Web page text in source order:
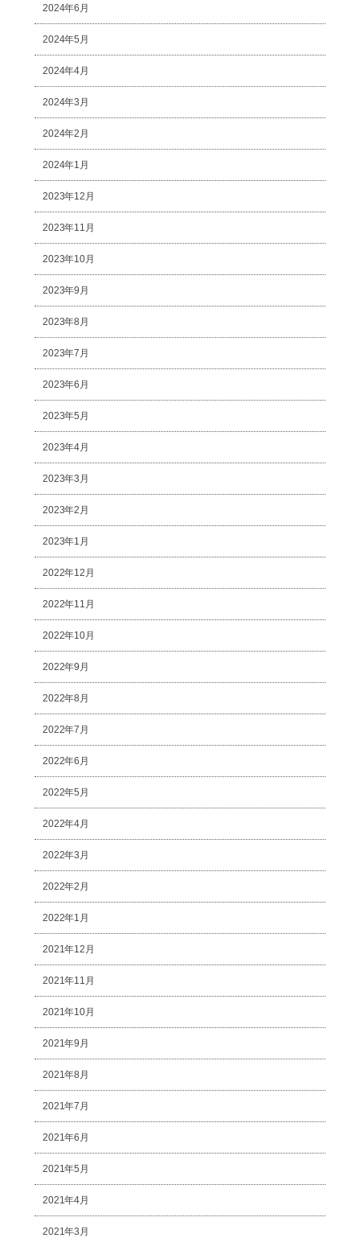
2024年6月
2024年5月
2024年4月
2024年3月
2024年2月
2024年1月
2023年12月
2023年11月
2023年10月
2023年9月
2023年8月
2023年7月
2023年6月
2023年5月
2023年4月
2023年3月
2023年2月
2023年1月
2022年12月
2022年11月
2022年10月
2022年9月
2022年8月
2022年7月
2022年6月
2022年5月
2022年4月
2022年3月
2022年2月
2022年1月
2021年12月
2021年11月
2021年10月
2021年9月
2021年8月
2021年7月
2021年6月
2021年5月
2021年4月
2021年3月